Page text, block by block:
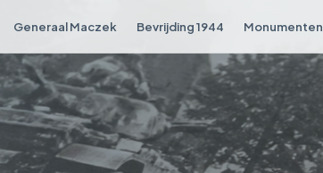
Generaal Maczek Bevrijding 1944 Monumenten